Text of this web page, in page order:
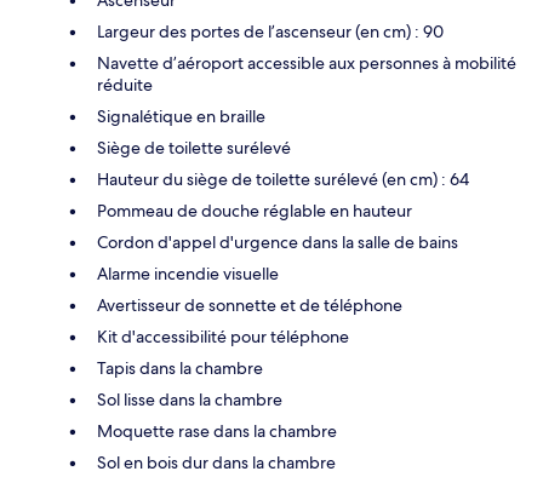
Largeur des portes de l’ascenseur (en cm) : 90
Navette d’aéroport accessible aux personnes à mobilité
réduite
Signalétique en braille
Siège de toilette surélevé
Hauteur du siège de toilette surélevé (en cm) : 64
Pommeau de douche réglable en hauteur
Cordon d'appel d'urgence dans la salle de bains
Alarme incendie visuelle
Avertisseur de sonnette et de téléphone
Kit d'accessibilité pour téléphone
Tapis dans la chambre
Sol lisse dans la chambre
Moquette rase dans la chambre
Sol en bois dur dans la chambre